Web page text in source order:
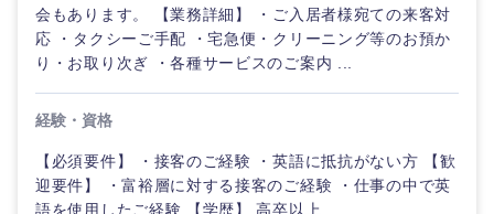
滋賀県 京都府
大阪府 兵庫県
奈良県 和歌山県
会もあります。 【業務詳細】 ・ご入居者様宛ての来客対
応 ・タクシーご手配 ・宅急便・クリーニング等のお預か
り・お取り次ぎ ・各種サービスのご案内 ...
経験・資格
【必須要件】 ・接客のご経験 ・英語に抵抗がない方 【歓
迎要件】 ・富裕層に対する接客のご経験 ・仕事の中で英
語を使用したご経験 【学歴】 高卒以上